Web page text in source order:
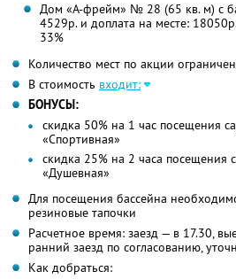
Дом «А-фрейм» № 28 (65 кв. м) с
4529р. и доплата на месте:
33%
Количество мест по акции
В стоимость входит:
БОНУСЫ:
скидка 50% на 1 час посещения
«Спортивная»
скидка 25% на 2 часа посещения
«Душевная»
Для посещения бассейна
резиновые тапочки
Расчетное время: заезд — в 17.30,
ранний заезд по согласованию,
Как добраться: